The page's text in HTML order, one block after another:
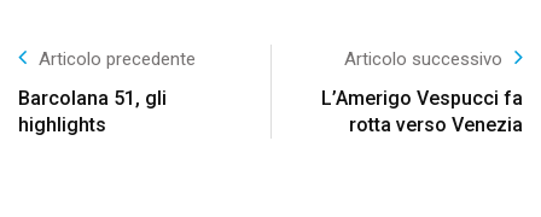
Articolo precedente
Barcolana 51, gli
highlights
Articolo successivo
L’Amerigo Vespucci fa
rotta verso Venezia